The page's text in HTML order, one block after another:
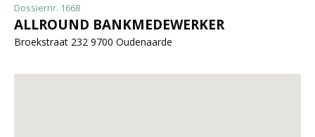
Dossiernr. 1668
ALLROUND BANKMEDEWERKER
Broekstraat 232 9700 Oudenaarde